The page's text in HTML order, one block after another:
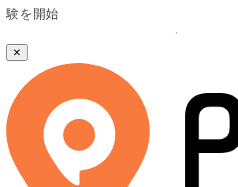
験を開始
✕